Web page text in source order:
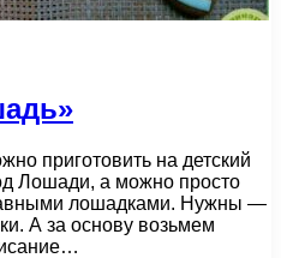
приготовить на детский
Лошади, а можно просто
лошадками. Нужны —
А за основу возьмем